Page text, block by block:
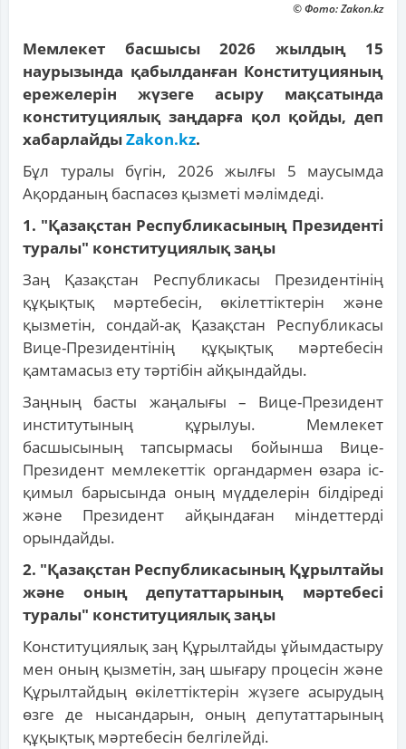
© Фото: Zakon.kz
Мемлекет басшысы 2026 жылдың 15
наурызында қабылданған Конституцияның
ережелерін жүзеге асыру мақсатында
конституциялық заңдарға қол қойды, деп
хабарлайдыZakon.kz.
Бұл туралы бүгін, 2026 жылғы 5 маусымда
Ақорданың баспасөз қызметі мәлімдеді.
1. "Қазақстан Республикасының Президенті
туралы" конституциялық заңы
Заң Қазақстан Республикасы Президентінің
құқықтық мәртебесін, өкілеттіктерін және
қызметін, сондай-ақ Қазақстан Республикасы
Вице-Президентінің құқықтық мәртебесін
қамтамасыз ету тәртібін айқындайды.
Заңның басты жаңалығы – Вице-Президент
институтының құрылуы. Мемлекет
басшысының тапсырмасы бойынша Вице-
Президент мемлекеттік органдармен өзара іс-
қимыл барысында оның мүдделерін білдіреді
және Президент айқындаған міндеттерді
орындайды.
2. "Қазақстан Республикасының Құрылтайы
және оның депутаттарының мәртебесі
туралы" конституциялық заңы
Конституциялық заң Құрылтайды ұйымдастыру
мен оның қызметін, заң шығару процесін және
Құрылтайдың өкілеттіктерін жүзеге асырудың
өзге де нысандарын, оның депутаттарының
құқықтық мәртебесін белгілейді.